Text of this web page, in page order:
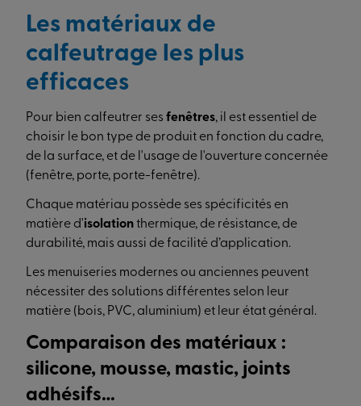
Les matériaux de
calfeutrage les plus
efficaces
Pour bien calfeutrer ses fenêtres, il est essentiel de
choisir le bon type de produit en fonction du cadre,
de la surface, et de l'usage de l'ouverture concernée
(fenêtre, porte, porte-fenêtre).
Chaque matériau possède ses spécificités en
matière d'isolationthermique, de résistance, de
durabilité, mais aussi de facilité d’application.
Les menuiseries modernes ou anciennes peuvent
nécessiter des solutions différentes selon leur
matière (bois, PVC, aluminium) et leur état général.
Comparaison des matériaux :
silicone, mousse, mastic, joints
adhésifs…